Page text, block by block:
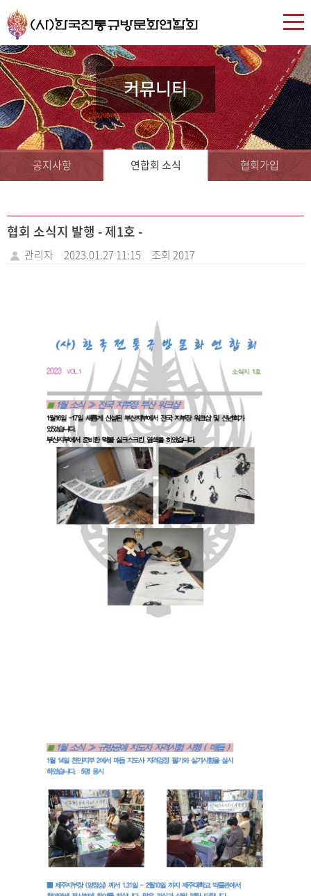
커뮤니티
공지사항 연합회 소식 협회가입
협회 소식지 발행 - 제1호 -
관리자 2023.01.27 11:15 조회 2017